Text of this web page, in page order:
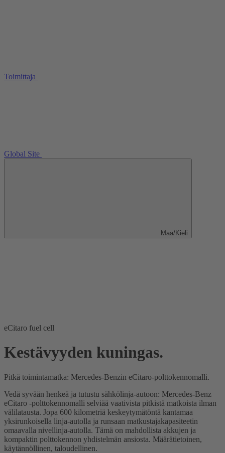
Toimittaja
Global Site
Maa/Kieli
eCitaro fuel cell
Kestävyyden kuningas.
Pitkä toimintamatka: Mercedes-Benzin eCitaro-polttokennomalli.
Vedä syvään henkeä ja tutustu sähkölinja-autoon: Mercedes-Benz
eCitaro -polttokennomalli selviää vaativista pitkistä matkoista ilman
välilatausta. Jopa 600 kilometriä keskeytymätöntä kantamaa
yksirunkoisella linja-autolla ja runsaan matkustajakapasiteetin
omaavalla nivellinja-autolla. Tämä on mahdollista akkujen ja
kompaktin polttokennon yhdistelmän ansiosta. Määrätietoinen,
käytännöllinen, taloudellinen.